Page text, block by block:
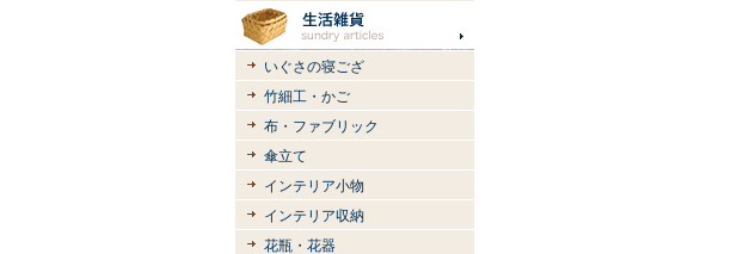
いぐさの寝ござ
竹細工・かご
布・ファブリック
傘立て
インテリア小物
インテリア収納
花瓶・花器